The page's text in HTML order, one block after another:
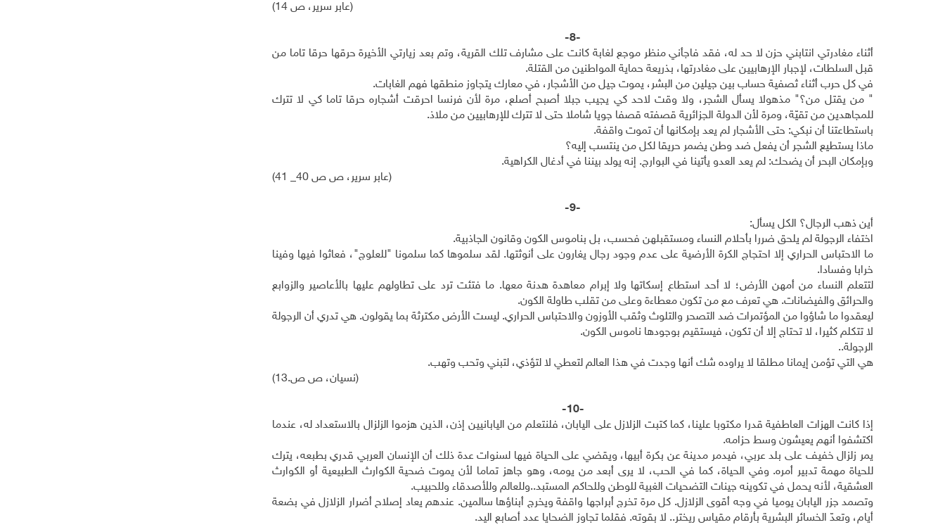
(عابر سرير، ص 14)
-8-
أثناء مغادرتي انتابني حزن لا حد له، فقد فاجأني منظر موجع لغابة كانت على مشارف تلك القرية، وتم بعد زيارتي الأخيرة حرقها حرقا تاما من
قبل السلطات، لإجبار الإرهابيين على مغادرتها، بذريعة حماية المواطنين من القتلة.
في كل حرب أثناء ثصفية حساب بين جيلين من البشر، يموت جيل من الأشجار، في معارك يتجاوز منطقها فهم الغابات.
" من يقتل من؟" مذهولا يسأل الشجر، ولا وقت لاحد كي يجيب جبلا أصبح أصلع، مرة لأن فرنسا احرقت أشجاره حرقا تاما كي لا تترك
للمجاهدين من تقيّة، ومرة لأن الدولة الجزائرية قصفته قصفا جويا شاملا حتى لا تترك للإرهابيين من ملاذ.
باستطاعتنا أن نبكي: حتى الأشجار لم يعد بإمكانها أن تموت واقفة.
ماذا يستطيع الشجر أن يفعل ضد وطن يضمر حريقا لكل من ينتسب إليه؟
وبإمكان البحر أن يضحك: لم يعد العدو يأتينا في البوارج. إنه يولد بيننا في أدغال الكراهية.
(عابر سرير، ص ص 40_ 41)
-9-
أين ذهب الرجال؟ الكل يسأل:
اختفاء الرجولة لم يلحق ضررا بأحلام النساء ومستقبلهن فحسب، بل بناموس الكون وقانون الجاذبية.
ما الاحتباس الحراري إلا احتجاج الكرة الأرضية على عدم وجود رجال يغارون على أنوثتها. لقد سلموها كما سلمونا "للعلوج"، فعاثوا فيها وفينا
خرابا وفسادا.
لتتعلم النساء من أمهن الأرض؛ لا أحد استطاع إسكاتها ولا إبرام معاهدة هدنة معها. ما فتئت ترد على تطاولهم عليها بالأعاصير والزوابع
والحرائق والفيضانات. هي تعرف مع من تكون معطاءة وعلى من تقلب طاولة الكون.
ليعقدوا ما شاؤوا من المؤتمرات ضد التصحر والتلوث وثقب الأوزون والاحتباس الحراري. ليست الأرض مكترثة بما يقولون. هي تدري أن الرجولة
لا تتكلم كثيرا، لا تحتاج إلا أن تكون، فيستقيم بوجودها ناموس الكون.
الرجولة..
هي التي تؤمن إيمانا مطلقا لا يراوده شك أنها وجدت في هذا العالم لتعطي لا لتؤذي، لتبني وتحب وتهب.
(نسيان، ص ص.13)
-10-
إذا كانت الهزات العاطفية قدرا مكتوبا علينا، كما كتبت الزلازل على اليابان، فلنتعلم من اليابانيين إذن، الذين هزموا الزلزال بالاستعداد له، عندما
اكتشفوا أنهم يعيشون وسط حزامه.
يمر زلزال خفيف على بلد عربي، فيدمر مدينة عن بكرة أبيها، ويقضي على الحياة فيها لسنوات عدة ذلك أن الإنسان العربي قدري بطبعه، يترك
للحياة مهمة تدبير أمره. وفي الحياة، كما في الحب، لا يرى أبعد من يومه، وهو جاهز تماما لأن يموت ضحية الكوارث الطبيعية أو الكوارث
العشقية، لأنه يحمل في تكوينه جينات التضحيات الغبية للوطن وللحاكم المستبد..وللعالم وللأصدقاء وللحبيب.
وتصمد جزر اليابان يوميا في وجه أقوى الزلازل. كل مرة تخرج أبراجها واقفة ويخرج أبناؤها سالمين. عندهم يعاد إصلاح أضرار الزلازل في بضعة
أيام، وتعدّ الخسائر البشرية بأرقام مقياس ريختر.. لا بقوته. فقلما تجاوز الضحايا عدد أصابع اليد.